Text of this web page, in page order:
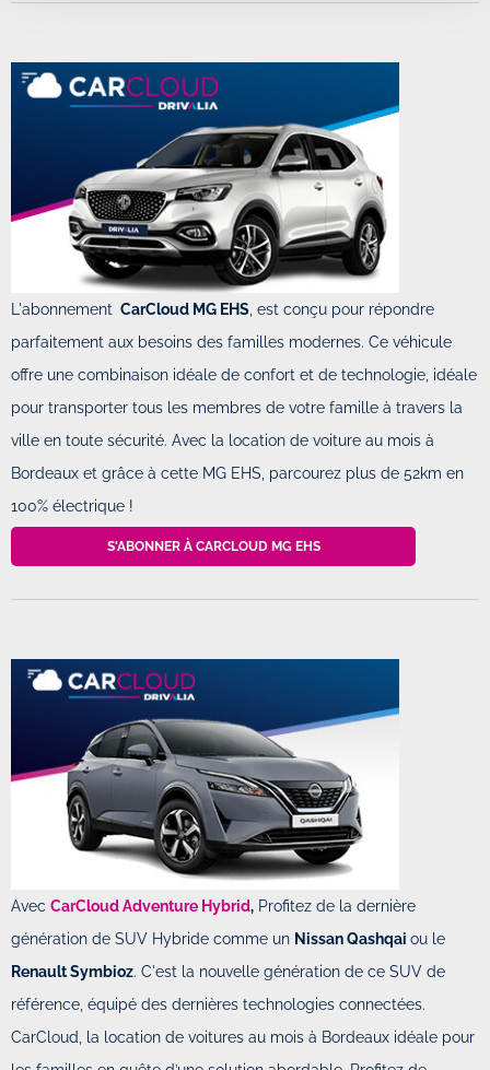
L'abonnement CarCloud MG EHS , est conçu pour répondre
parfaitement aux besoins des familles modernes. Ce véhicule
offre une combinaison idéale de confort et de technologie, idéale
pour transporter tous les membres de votre famille à travers la
ville en toute sécurité. Avec la location de voiture au mois à
Bordeaux et grâce à cette MG EHS, parcourez plus de 52km en
100% électrique !
S'ABONNER À CARCLOUD MG EHS
Avec CarCloud Adventure Hybrid, Profitez de la dernière
génération de SUV Hybride comme un Nissan Qashqai ou le
Renault Symbioz. C'est la nouvelle génération de ce SUV de
référence, équipé des dernières technologies connectées.
CarCloud, la location de voitures au mois à Bordeaux idéale pour